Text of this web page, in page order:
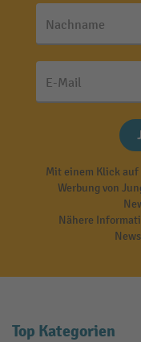
Nachname
E-Mail
Mit einem Klick
Werbung von
Nähere
Top Kategorien